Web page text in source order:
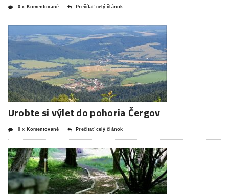
0 x Komentované Prečítať celý článok
Urobte si výlet do pohoria Čergov
0 x Komentované Prečítať celý článok